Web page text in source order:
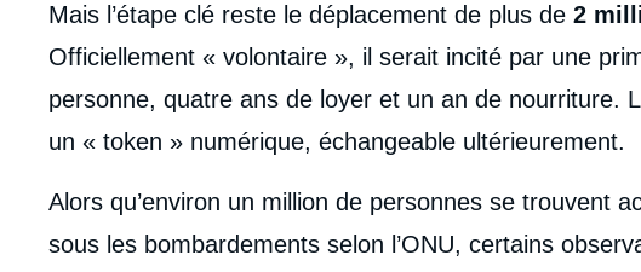
Mais l’étape clé reste le déplacement de plus de 2
Officiellement « volontaire », il serait incité par une
personne, quatre ans de loyer et un an de nourriture.
un « token » numérique, échangeable ultérieurement.
Alors qu’environ un million de personnes se trouvent
sous les bombardements selon l’ONU, certains